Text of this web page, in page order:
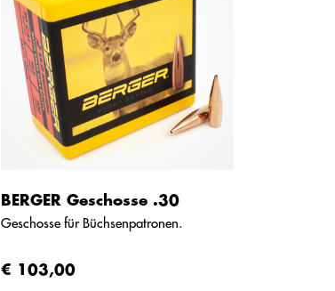
BERGER Geschosse .30
Geschosse für Büchsenpatronen.
€ 103,00